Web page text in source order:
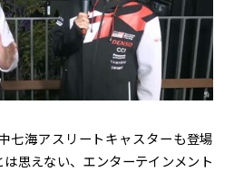
七海アスリートキャスターも登場
思えない、エンターテインメント